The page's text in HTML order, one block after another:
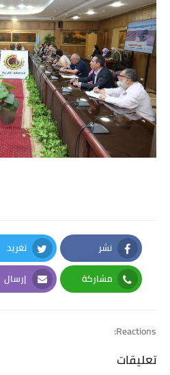
نشر
Facebook
تغريد
Twitter
مشاركة
Whatsapp
إرسال
Email
Reactions:
تعليقات